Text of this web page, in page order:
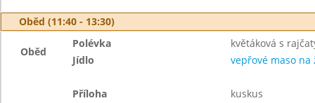
Oběd (11:40 - 13:30)
Oběd
Polévka
květáková s
Jídlo
vepřové maso na
Příloha
kuskus